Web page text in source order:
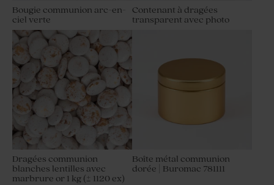
Bougie communion arc-en-
ciel verte
Contenant à dragées
transparent avec photo
Dragées communion
blanches lentilles avec
marbrure or 1 kg (± 1120 ex)
Boîte métal communion
dorée | Buromac 781111